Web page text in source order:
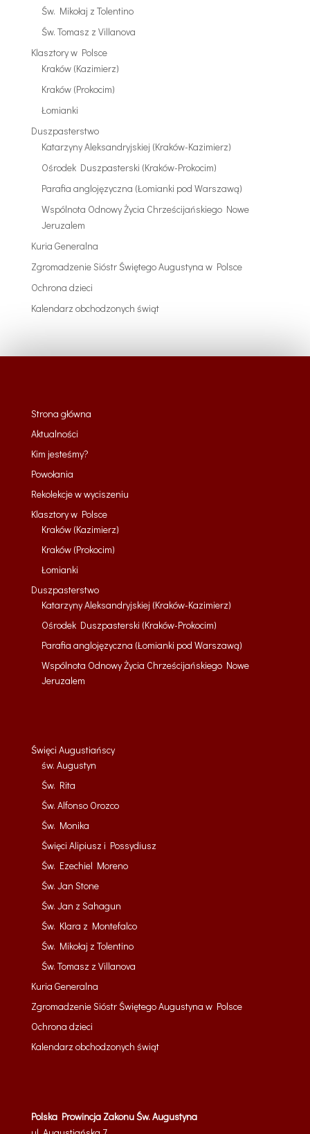
Św. Mikołaj z Tolentino
Św. Tomasz z Villanova
Klasztory w Polsce
Kraków (Kazimierz)
Kraków (Prokocim)
Łomianki
Duszpasterstwo
Katarzyny Aleksandryjskiej (Kraków-Kazimierz)
Ośrodek Duszpasterski (Kraków-Prokocim)
Parafia anglojęzyczna (Łomianki pod Warszawą)
Wspólnota Odnowy Życia Chrześcijańskiego Nowe
Jeruzalem
Kuria Generalna
Zgromadzenie Sióstr Świętego Augustyna w Polsce
Ochrona dzieci
Kalendarz obchodzonych świąt
Strona główna
Aktualności
Kim jesteśmy?
Powołania
Rekolekcje w wyciszeniu
Klasztory w Polsce
Kraków (Kazimierz)
Kraków (Prokocim)
Łomianki
Duszpasterstwo
Katarzyny Aleksandryjskiej (Kraków-Kazimierz)
Ośrodek Duszpasterski (Kraków-Prokocim)
Parafia anglojęzyczna (Łomianki pod Warszawą)
Wspólnota Odnowy Życia Chrześcijańskiego Nowe
Jeruzalem
Święci Augustiańscy
św. Augustyn
Św. Rita
Św. Alfonso Orozco
Św. Monika
Święci Alipiusz i Possydiusz
Św. Ezechiel Moreno
Św. Jan Stone
Św. Jan z Sahagun
Św. Klara z Montefalco
Św. Mikołaj z Tolentino
Św. Tomasz z Villanova
Kuria Generalna
Zgromadzenie Sióstr Świętego Augustyna w Polsce
Ochrona dzieci
Kalendarz obchodzonych świąt
Polska Prowincja Zakonu Św. Augustyna